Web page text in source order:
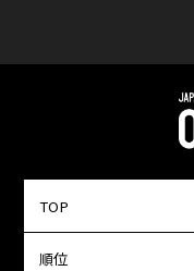
TOP
順位